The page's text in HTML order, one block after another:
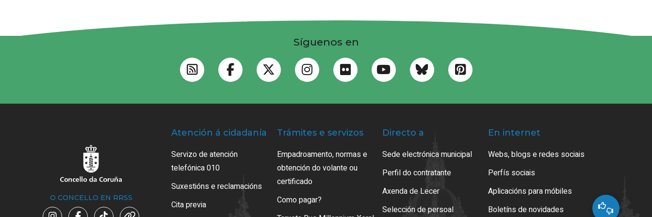
Síguenos en
O CONCELLO EN RRSS
Atención á cidadanía
Servizo de atención
telefónica 010
Suxestións e reclamacións
Cita previa
Trámites e servizos
Empadroamento, normas e
obtención do volante ou
certificado
Como pagar?
Directo a
Sede electrónica municipal
Perfil do contratante
Axenda de Lecer
Selección de persoal
En internet
Webs, blogs e redes sociais
Perfís sociais
Aplicacións para móbiles
Boletíns de novidades